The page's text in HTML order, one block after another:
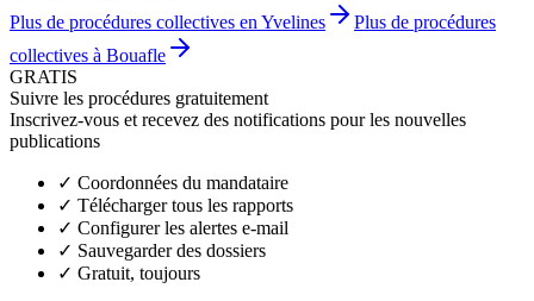
Plus de procédures collectives en Yvelines
Plus de procédures
collectives à Bouafle
GRATIS
Suivre les procédures gratuitement
Inscrivez-vous et recevez des notifications pour les nouvelles
publications
✓ Coordonnées du mandataire
✓ Télécharger tous les rapports
✓ Configurer les alertes e-mail
✓ Sauvegarder des dossiers
✓ Gratuit, toujours